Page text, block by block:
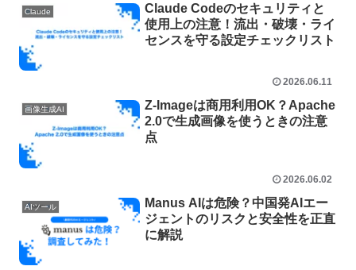
Claude
Claude Codeのセキュリティと
使用上の注意！流出・破壊・ライ
センスを守る設定チェックリスト
2026.06.11
画像生成AI
Z-Imageは商用利用OK？Apache
2.0で生成画像を使うときの注意
点
2026.06.02
AIツール
Manus AIは危険？中国発AIエー
ジェントのリスクと安全性を正直
に解説